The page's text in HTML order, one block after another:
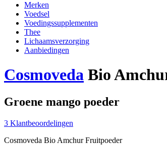
Merken
Voedsel
Voedingssupplementen
Thee
Lichaamsverzorging
Aanbiedingen
Cosmoveda Bio
Groene mango poeder
3 Klantbeoordelingen
Cosmoveda Bio Amchur Fruitpoeder